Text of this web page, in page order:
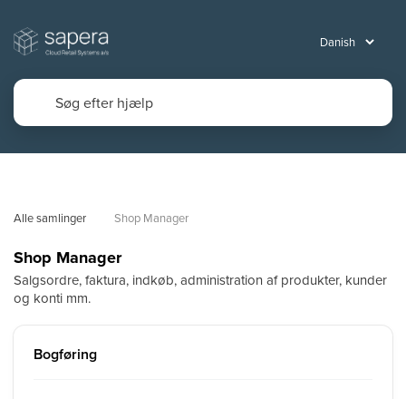
Alle samlinger Shop Manager
Shop Manager
Salgsordre, faktura, indkøb, administration af produkter, kunder
og konti mm.
Bogføring